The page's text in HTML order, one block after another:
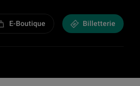
E-Boutique Billetterie